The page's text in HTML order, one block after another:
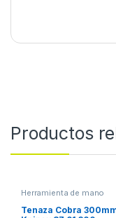
Productos
Herramienta de mano
Tenaza Cobra